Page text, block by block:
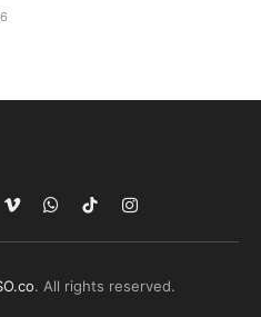
VimeoWhatsApp
TikTokInstagram
. All rights reserved.